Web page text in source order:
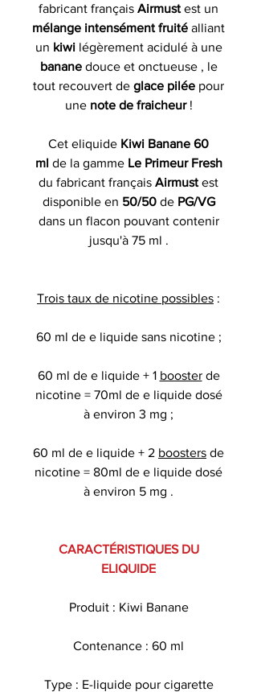
fabricant français Airmust est un
mélange intensément fruité alliant
un kiwilégèrement acidulé à une
bananedouce et onctueuse , le
tout recouvert de glace pilée pour
une note de fraicheur!
Cet eliquide Kiwi Banane 60
ml de la gamme Le Primeur Fresh
du fabricant français Airmust est
disponible en 50/50de PG/VG
dans un flacon pouvant contenir
jusqu'à 75 ml .
Trois taux de nicotine possibles :
60 ml de e liquide sans nicotine ;
60 ml de e liquide + 1 boosterde
nicotine = 70ml de e liquide dosé
à environ 3 mg ;
60 ml de e liquide + 2 boosters de
nicotine = 80ml de e liquide dosé
à environ 5 mg .
CARACTÉRISTIQUES DU
ELIQUIDE
Produit : Kiwi Banane
Contenance : 60 ml
Type : E-liquide pour cigarette